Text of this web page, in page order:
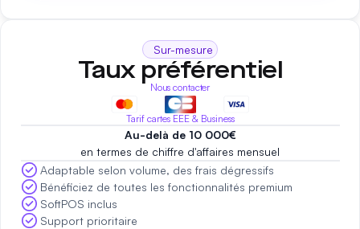
Sur-mesure
Taux préférentiel
Nous contacter
Tarif cartes EEE & Business
Au-delà de 10 000€
en termes de chiffre d'affaires mensuel
Adaptable selon volume, des frais dégressifs
Bénéficiez de toutes les fonctionnalités premium
SoftPOS inclus
Support prioritaire